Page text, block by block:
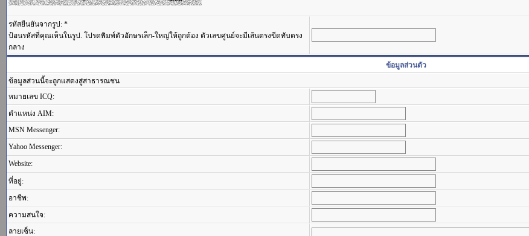
รหัสยืนยันจากรูป: *
ป้อนรหัสที่คุณเห็นในรูป. โปรดพิมพ์ตัวอักษรเล็ก-ใหญ่ให้ถูกต้อง ตัวเลขศูนย์จะมีเส้นตรงขีดทับตรง
กลาง
ข้อมูลส่วนตัว
ข้อมูลส่วนนี้จะถูกแสดงสู่สาธารณชน
หมายเลข ICQ:
ตำแหน่ง AIM:
MSN Messenger:
Yahoo Messenger:
Website:
ที่อยู่:
อาชีพ:
ความสนใจ:
ลายเซ็น: